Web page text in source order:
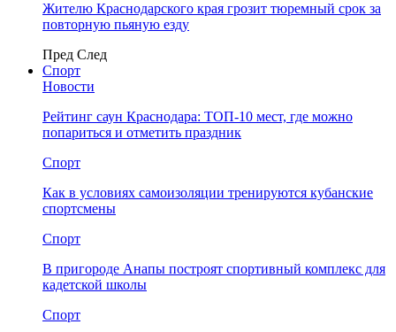
Жителю Краснодарского края грозит тюремный срок за
повторную пьяную езду
Пред След
Спорт
Новости
Рейтинг саун Краснодара: ТОП-10 мест, где можно
попариться и отметить праздник
Спорт
Как в условиях самоизоляции тренируются кубанские
спортсмены
Спорт
В пригороде Анапы построят спортивный комплекс для
кадетской школы
Спорт